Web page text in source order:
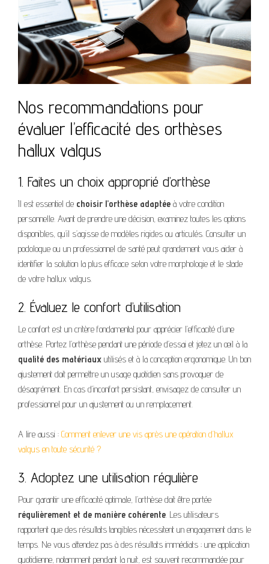
Nos recommandations pour
évaluer l’efficacité des orthèses
hallux valgus
1. Faites un choix approprié d’orthèse
Il est essentiel de choisir l’orthèse adaptée à votre condition
personnelle. Avant de prendre une décision, examinez toutes les options
disponibles, qu’il s’agisse de modèles rigides ou articulés. Consulter un
podologue ou un professionnel de santé peut grandement vous aider à
identifier la solution la plus efficace selon votre morphologie et le stade
de votre hallux valgus.
2. Évaluez le confort d’utilisation
Le confort est un critère fondamental pour apprécier l’efficacité d’une
orthèse. Portez l’orthèse pendant une période d’essai et jetez un œil à la
qualité des matériaux utilisés et à la conception ergonomique. Un bon
ajustement doit permettre un usage quotidien sans provoquer de
désagrément. En cas d’inconfort persistant, envisagez de consulter un
professionnel pour un ajustement ou un remplacement.
A lire aussi : Comment enlever une vis après une opération d’hallux
valgus en toute sécurité ?
3. Adoptez une utilisation régulière
Pour garantir une efficacité optimale, l’orthèse doit être portée
régulièrement et de manière cohérente. Les utilisateurs
rapportent que des résultats tangibles nécessitent un engagement dans le
temps. Ne vous attendez pas à des résultats immédiats ; une application
quotidienne, notamment pendant la nuit, est souvent recommandée pour